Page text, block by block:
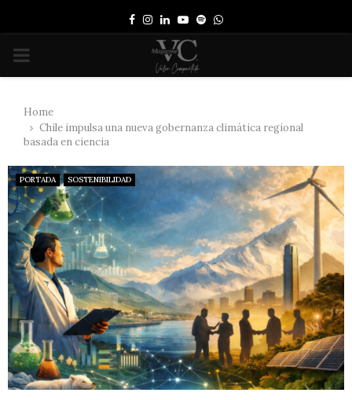
Facebook
Instagram
LinkedinYoutube
SpotifyWhatsapp
PRIMARY
Home
Chile impulsa una nueva gobernanza climática regional
basada en ciencia
PORTADA SOSTENIBILIDAD